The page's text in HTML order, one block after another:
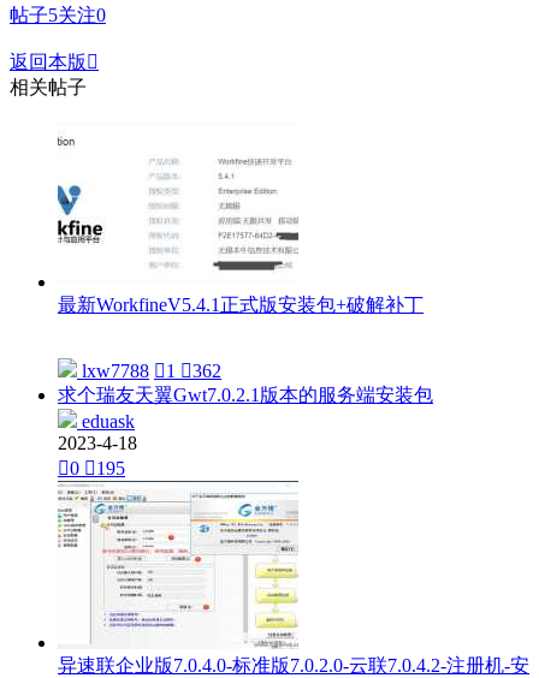
帖子5关注0
返回本版 
相关帖子
最新WorkfineV5.4.1正式版安装包+破解补丁
lxw7788 1 362
求个瑞友天翼Gwt7.0.2.1版本的服务端安装包
eduask
2023-4-18
0 195
异速联企业版7.0.4.0-标准版7.0.2.0-云联7.0.4.2-注册机-安